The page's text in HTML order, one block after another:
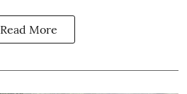
Read More